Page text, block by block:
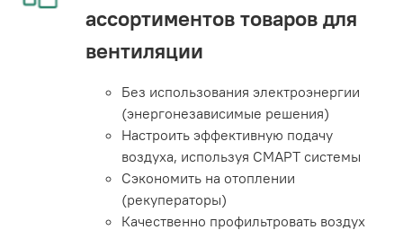
ассортиментов товаров для
вентиляции
Без использования электроэнергии
(энергонезависимые решения)
Настроить эффективную подачу
воздуха, используя СМАРТ системы
Сэкономить на отоплении
(рекуператоры)
Качественно профильтровать воздух